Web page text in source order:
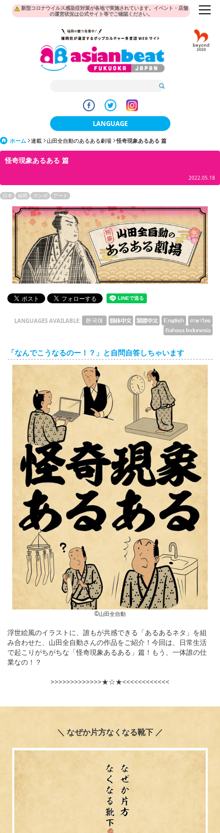
新型コロナウイルス感染症対策が各地で実施されています。イベント・店舗
の運営状況は公式サイト等でご確認ください。
LANGUAGE
日本語
English
ภาษาไทย
tiéng Viêt
Bahasa Indonesia
ホーム 連載 山田全自動のあるある劇場 怪奇現象あるある 篇
怪奇現象あるある 篇
2022.05.18
日本 福岡 マンガ アート
LANGUAGES AVAILABLE:
「なんでこうなるのー！？」と自問自答しちゃいます
©︎山田全自動
浮世絵風のイラストに、誰もが共感できる「あるあるネタ」を組
み合わせた、山田全自動さんの作品をご紹介！今回は、日常生活
で起こりがちがちな「怪奇現象あるある」篇！もう、一体誰の仕
業なの！？
>>>>>>>>>>>>>★☆★<<<<<<<<<<<<
＼ なぜか片方なくなる靴下 ／